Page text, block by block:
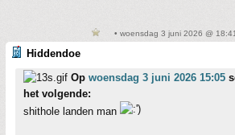
• woensdag 3 juni 2026 @
Hiddendoe
Op woensdag 3 juni 2026 15:05
het volgende:
shithole landen man